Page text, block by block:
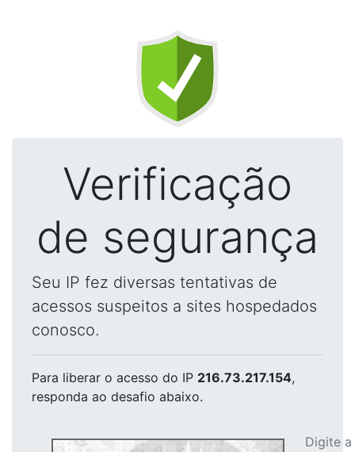
Verificação
de segurança
Seu IP fez diversas tentativas de
acessos suspeitos a sites hospedados
conosco.
Para liberar o acesso do IP 216.73.217.154,
responda ao desafio abaixo.
Digite